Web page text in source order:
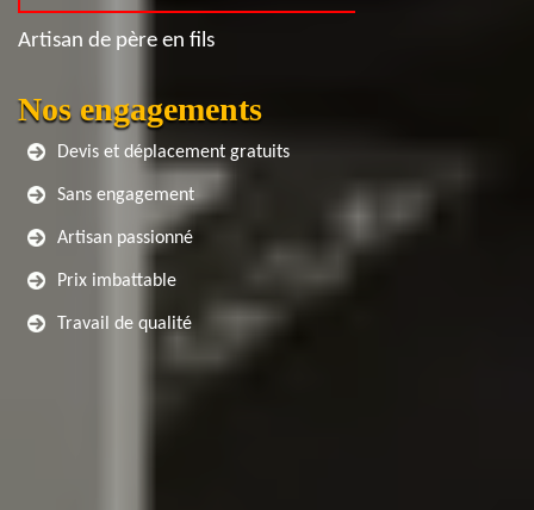
Artisan de père en fils
Nos engagements
Devis et déplacement gratuits
Sans engagement
Artisan passionné
Prix imbattable
Travail de qualité